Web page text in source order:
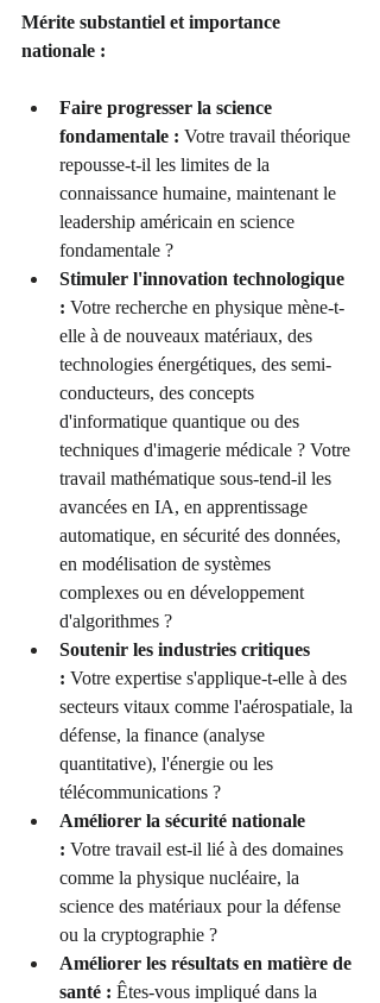
Mérite substantiel et importance
nationale :
Faire progresser la science
fondamentale : Votre travail théorique
repousse-t-il les limites de la
connaissance humaine, maintenant le
leadership américain en science
fondamentale ?
Stimuler l'innovation technologique
: Votre recherche en physique mène-t-
elle à de nouveaux matériaux, des
technologies énergétiques, des semi-
conducteurs, des concepts
d'informatique quantique ou des
techniques d'imagerie médicale ? Votre
travail mathématique sous-tend-il les
avancées en IA, en apprentissage
automatique, en sécurité des données,
en modélisation de systèmes
complexes ou en développement
d'algorithmes ?
Soutenir les industries critiques
: Votre expertise s'applique-t-elle à des
secteurs vitaux comme l'aérospatiale, la
défense, la finance (analyse
quantitative), l'énergie ou les
télécommunications ?
Améliorer la sécurité nationale
: Votre travail est-il lié à des domaines
comme la physique nucléaire, la
science des matériaux pour la défense
ou la cryptographie ?
Améliorer les résultats en matière de
santé : Êtes-vous impliqué dans la